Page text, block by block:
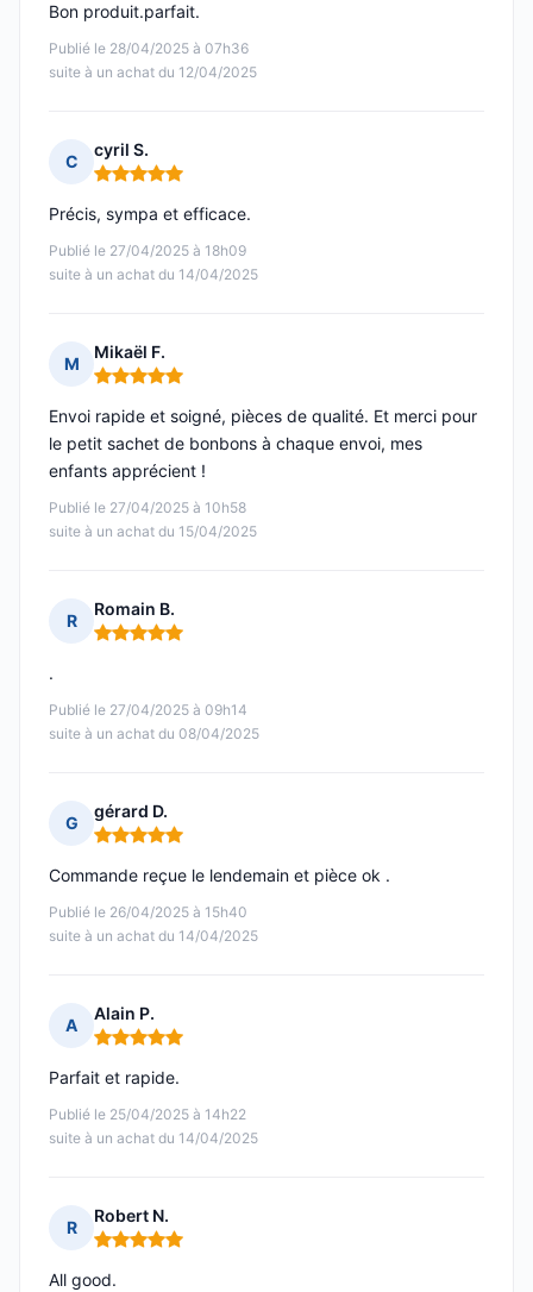
Publié le 28/04/2025 à 07h36
suite à un achat du 12/04/2025
Bon produit.parfait.
C
cyril S.
Note : 5 sur 5
Publié le 27/04/2025 à 18h09
suite à un achat du 14/04/2025
Précis, sympa et efficace.
M
Mikaël F.
Note : 5 sur 5
Publié le 27/04/2025 à 10h58
suite à un achat du 15/04/2025
Envoi rapide et soigné, pièces de qualité. Et merci pour
le petit sachet de bonbons à chaque envoi, mes
enfants apprécient !
R
Romain B.
Note : 5 sur 5
Publié le 27/04/2025 à 09h14
suite à un achat du 08/04/2025
.
G
gérard D.
Note : 5 sur 5
Publié le 26/04/2025 à 15h40
suite à un achat du 14/04/2025
Commande reçue le lendemain et pièce ok .
A
Alain P.
Note : 5 sur 5
Publié le 25/04/2025 à 14h22
suite à un achat du 14/04/2025
Parfait et rapide.
R
Robert N.
Note : 5 sur 5
All good.